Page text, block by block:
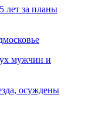
лет за планы
мужчин и
осуждены